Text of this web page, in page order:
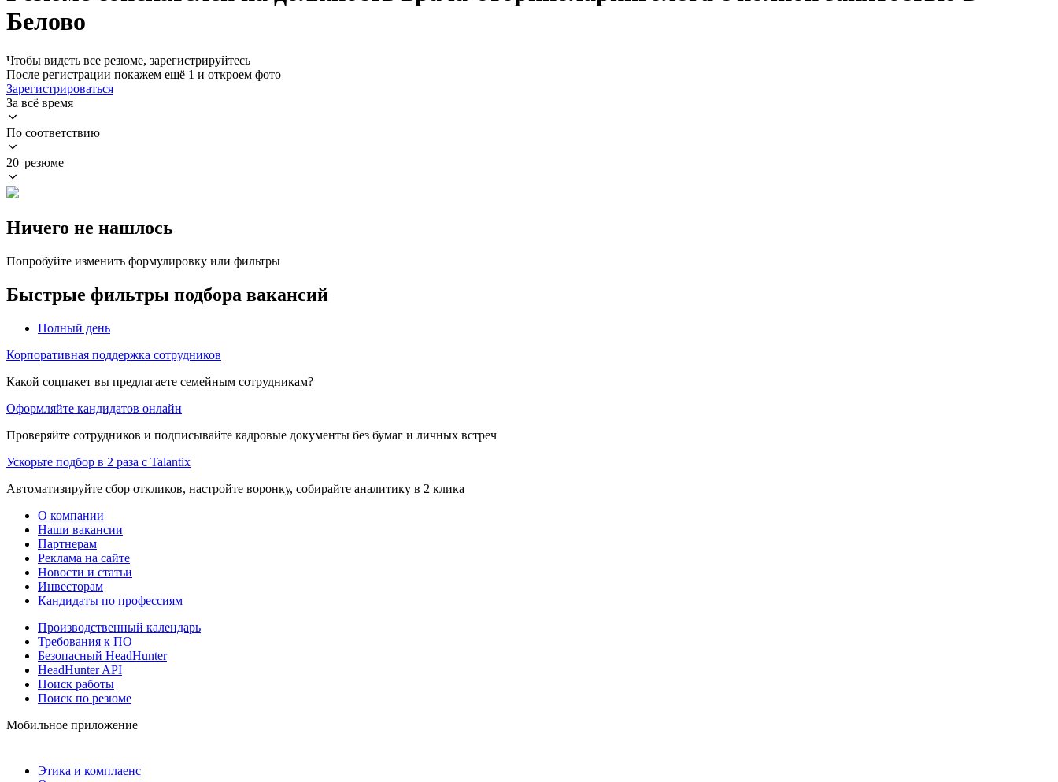
Белово
Чтобы видеть все резюме, зарегистрируйтесь
После регистрации покажем ещё 1 и откроем фото
Зарегистрироваться
За всё время
По соответствию
20 резюме
Ничего не нашлось
Попробуйте изменить формулировку или фильтры
Быстрые фильтры подбора вакансий
Полный день
Корпоративная поддержка сотрудников
Какой соцпакет вы предлагаете семейным сотрудникам?
Оформляйте кандидатов онлайн
Проверяйте сотрудников и подписывайте кадровые документы без бумаг и личных встреч
Ускорьте подбор в 2 раза с Talantix
Автоматизируйте сбор откликов, настройте воронку, собирайте аналитику в 2 клика
О компании
Наши вакансии
Партнерам
Реклама на сайте
Новости и статьи
Инвесторам
Кандидаты по профессиям
Производственный календарь
Требования к ПО
Безопасный HeadHunter
HeadHunter API
Поиск работы
Поиск по резюме
Мобильное приложение
Этика и комплаенс